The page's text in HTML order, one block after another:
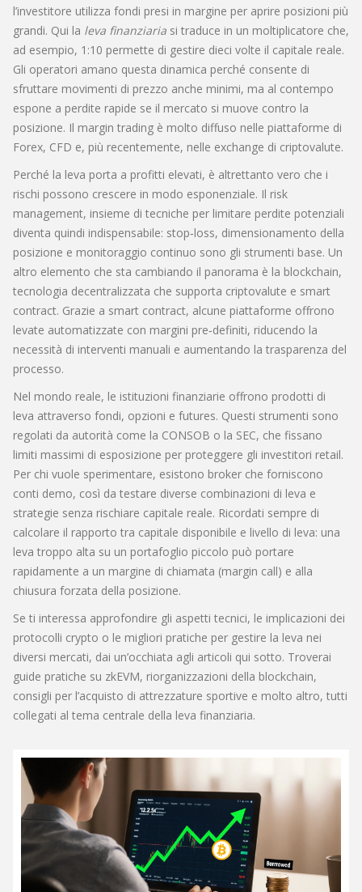
l’investitore utilizza fondi presi in margine per aprire posizioni più
grandi. Qui la leva finanziaria si traduce in un moltiplicatore che,
ad esempio, 1:10 permette di gestire dieci volte il capitale reale.
Gli operatori amano questa dinamica perché consente di
sfruttare movimenti di prezzo anche minimi, ma al contempo
espone a perdite rapide se il mercato si muove contro la
posizione. Il margin trading è molto diffuso nelle piattaforme di
Forex, CFD e, più recentemente, nelle exchange di criptovalute.
Perché la leva porta a profitti elevati, è altrettanto vero che i
rischi possono crescere in modo esponenziale. Il risk
management, insieme di tecniche per limitare perdite potenziali
diventa quindi indispensabile: stop‑loss, dimensionamento della
posizione e monitoraggio continuo sono gli strumenti base. Un
altro elemento che sta cambiando il panorama è la blockchain,
tecnologia decentralizzata che supporta criptovalute e smart
contract. Grazie a smart contract, alcune piattaforme offrono
levate automatizzate con margini pre‑definiti, riducendo la
necessità di interventi manuali e aumentando la trasparenza del
processo.
Nel mondo reale, le istituzioni finanziarie offrono prodotti di
leva attraverso fondi, opzioni e futures. Questi strumenti sono
regolati da autorità come la CONSOB o la SEC, che fissano
limiti massimi di esposizione per proteggere gli investitori retail.
Per chi vuole sperimentare, esistono broker che forniscono
conti demo, così da testare diverse combinazioni di leva e
strategie senza rischiare capitale reale. Ricordati sempre di
calcolare il rapporto tra capitale disponibile e livello di leva: una
leva troppo alta su un portafoglio piccolo può portare
rapidamente a un margine di chiamata (margin call) e alla
chiusura forzata della posizione.
Se ti interessa approfondire gli aspetti tecnici, le implicazioni dei
protocolli crypto o le migliori pratiche per gestire la leva nei
diversi mercati, dai un’occhiata agli articoli qui sotto. Troverai
guide pratiche su zkEVM, riorganizzazioni della blockchain,
consigli per l’acquisto di attrezzature sportive e molto altro, tutti
collegati al tema centrale della leva finanziaria.